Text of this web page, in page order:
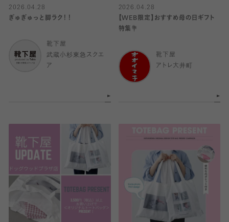
2026.04.28
ぎゅぎゅっと脚ラク！！
靴下屋
武蔵小杉東急スクエ
ア
2026.04.28
【WEB限定】おすすめ母の日ギフト
特集💐
靴下屋
アトレ大井町